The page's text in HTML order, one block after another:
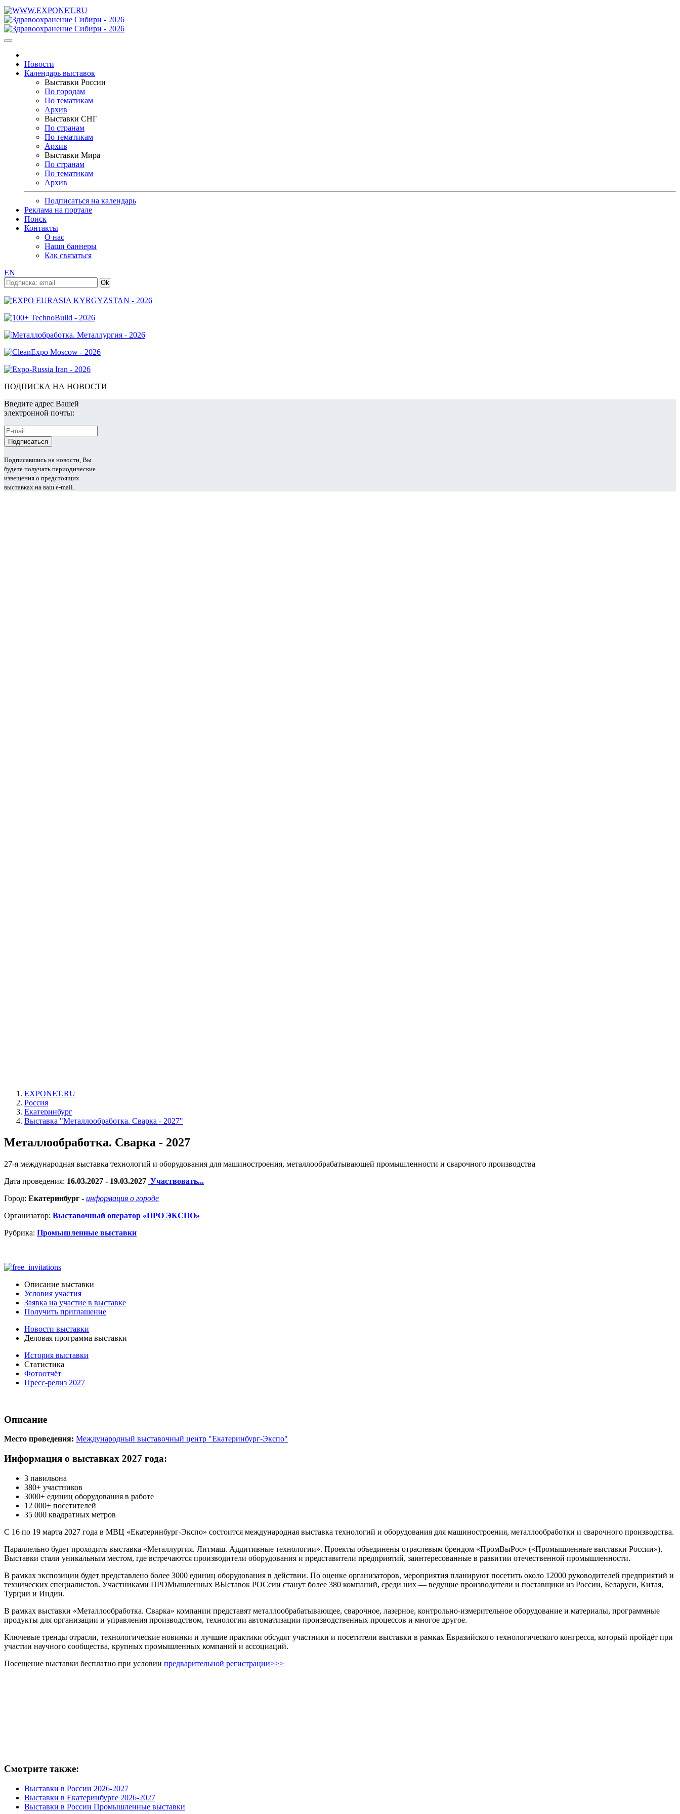
Новости
Календарь выставок
Выставки России
По городам
По тематикам
Архив
Выставки СНГ
По странам
По тематикам
Архив
Выставки Мира
По странам
По тематикам
Архив
Подписаться на календарь
Реклама на портале
Поиск
Контакты
О нас
Наши баннеры
Как связаться
EN
ПОДПИСКА НА НОВОСТИ
Введите адрес Вашей
электронной почты:
Подписавшись на новости, Вы
будете получать периодические
извещения о предстоящих
выставках на ваш e-mail.
EXPONET.RU
Россия
Екатеринбург
Выставка "Металлообработка. Сварка - 2027"
Металлообработка. Сварка - 2027
27-я международная выставка технологий и оборудования для машиностроения, металлообрабатывающей промышленности и сварочного производства
Дата проведения: 16.03.2027 - 19.03.2027 Участвовать...
Город: Екатеринбург - информация о городе
Организатор: Выставочный оператор «ПРО ЭКСПО»
Рубрика: Промышленные выставки
Описание выставки
Условия участия
Заявка на участие в выставке
Получить приглашение
Новости выставки
Деловая программа выставки
История выставки
Статистика
Фотоотчёт
Пресс-релиз 2027
Описание
Место проведения: Международный выставочный центр "Екатеринбург-Экспо"
Информация о выставках 2027 года:
3 павильона
380+ участников
3000+ единиц оборудования в работе
12 000+ посетителей
35 000 квадратных метров
С 16 по 19 марта 2027 года в МВЦ «Екатеринбург-Экспо» состоится международная выставка технологий и оборудования для машиностроения, металлообработки и сварочного производства.
Параллельно будет проходить выставка «Металлургия. Литмаш. Аддитивные технологии». Проекты объединены отраслевым брендом «ПромВыРос» («Промышленные выставки России»).
Выставки стали уникальным местом, где встречаются производители оборудования и представители предприятий, заинтересованные в развитии отечественной промышленности.
В рамках экспозиции будет представлено более 3000 единиц оборудования в действии. По оценке организаторов, мероприятия планируют посетить около 12000 руководителей предприятий и
технических специалистов. Участниками ПРОМышленных ВЫставок РОСсии станут более 380 компаний, среди них — ведущие производители и поставщики из России, Беларуси, Китая,
Турции и Индии.
В рамках выставки «Металлообработка. Сварка» компании представят металлообрабатывающее, сварочное, лазерное, контрольно-измерительное оборудование и материалы, программные
продукты для организации и управления производством, технологии автоматизации производственных процессов и многое другое.
Ключевые тренды отрасли, технологические новинки и лучшие практики обсудят участники и посетители выставки в рамках Евразийского технологического конгресса, который пройдёт при
участии научного сообщества, крупных промышленных компаний и ассоциаций.
Посещение выставки бесплатно при условии предварительной регистрации>>>
Смотрите также:
Выставки в России 2026-2027
Выставки в Екатеринбурге 2026-2027
Выставки в России Промышленные выставки